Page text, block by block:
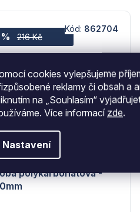
cookies vylepšujeme
reklamy či obsah a
na „Souhlasím“
Více informací zde.
Nastavení
216 Kč
polykarbonátová -
Kód: 862704